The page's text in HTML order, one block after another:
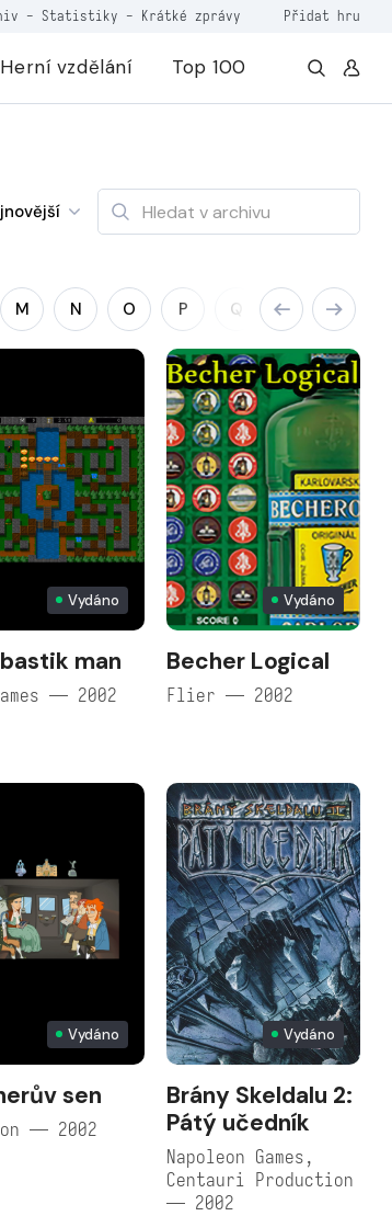
- Statistiky - Krátké zprávy Přidat hru
Herní vzdělání Top 100
M N O P Q R S
Vydáno
man
— 2002
Vydáno
Becher Logical
Flier — 2002
Vydáno
sen
— 2002
Vydáno
Brány Skeldalu 2:
Pátý učedník
Napoleon Games,
Centauri Production
— 2002